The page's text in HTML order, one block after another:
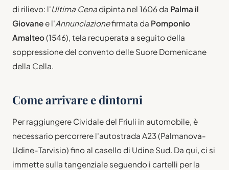
di rilievo: l'Ultima Cenadipinta nel 1606 da Palma il
Giovanee l'Annunciazionefirmata da Pomponio
Amalteo(1546), tela recuperata a seguito della
soppressione del convento delle Suore Domenicane
della Cella.
Come arrivare e dintorni
Per raggiungere Cividale del Friuli in automobile, è
necessario percorrere l'autostrada A23 (Palmanova-
Udine-Tarvisio) fino al casello di Udine Sud. Da qui, ci si
immette sulla tangenziale seguendo i cartelli per la